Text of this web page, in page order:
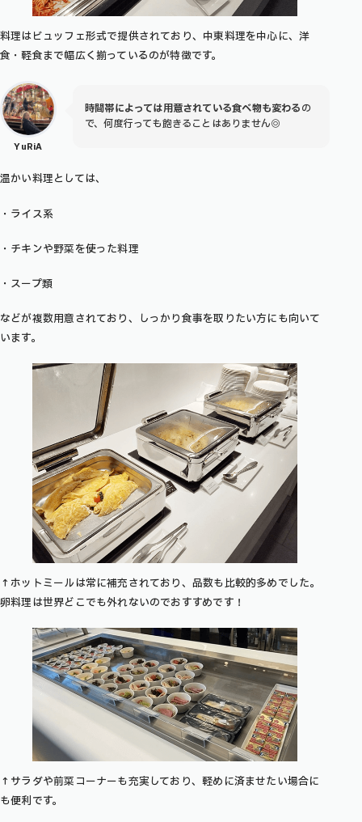
料理はビュッフェ形式で提供されており、中東料理を中心に、洋
食・軽食まで幅広く揃っているのが特徴です。
YuRiA
時間帯によっては用意されている食べ物も変わるの
で、何度行っても飽きることはありません◎
温かい料理としては、
・ライス系
・チキンや野菜を使った料理
・スープ類
などが複数用意されており、しっかり食事を取りたい方にも向いて
います。
↑ホットミールは常に補充されており、品数も比較的多めでした。
卵料理は世界どこでも外れないのでおすすめです！
↑サラダや前菜コーナーも充実しており、軽めに済ませたい場合に
も便利です。